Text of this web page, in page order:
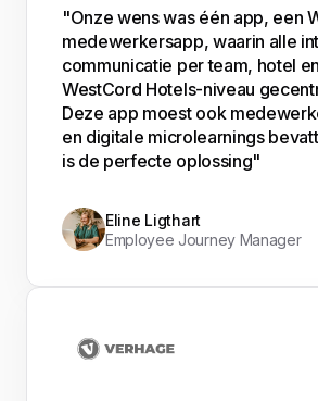
"Onze wens was één app, een
medewerkersapp, waarin alle
communicatie per team, hotel
WestCord Hotels-niveau
Deze app moest ook
en digitale microlearnings
is de perfecte oplossing"
Eline Ligthart
Employee Journey Manager